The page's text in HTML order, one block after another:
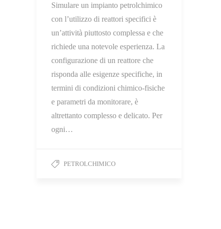
Simulare un impianto petrolchimico
con l’utilizzo di reattori specifici è
un’attività piuttosto complessa e che
richiede una notevole esperienza. La
configurazione di un reattore che
risponda alle esigenze specifiche, in
termini di condizioni chimico-fisiche
e parametri da monitorare, è
altrettanto complesso e delicato. Per
ogni…
PETROLCHIMICO